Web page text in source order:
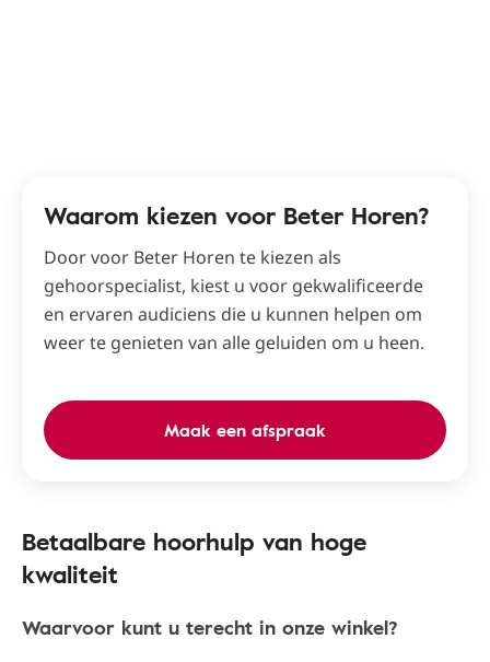
Waarom kiezen voor Beter Horen?
Door voor Beter Horen te kiezen als
gehoorspecialist, kiest u voor gekwalificeerde
en ervaren audiciens die u kunnen helpen om
weer te genieten van alle geluiden om u heen.
Maak een afspraak
Betaalbare hoorhulp van hoge
kwaliteit
Waarvoor kunt u terecht in onze winkel?